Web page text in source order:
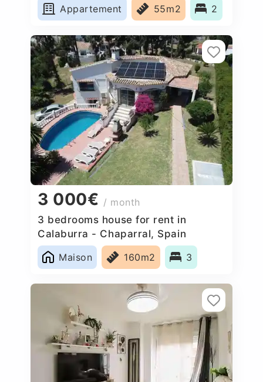
Appartement
55m2 2
3 000€ / month
3 bedrooms house for rent in
Calaburra - Chaparral, Spain
Maison
160m2 3